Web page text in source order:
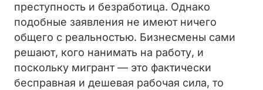
преступность и безработица. Однако
подобные заявления не имеют ничего
общего с реальностью. Бизнесмены сами
решают, кого нанимать на работу, и
поскольку мигрант — это фактически
бесправная и дешевая рабочая сила, то